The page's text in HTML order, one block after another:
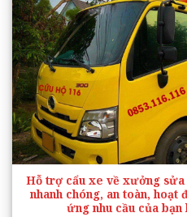
Hỗ trợ cẩu xe về xưởng sửa
nhanh chóng, an toàn, hoạt
ứng nhu cầu của